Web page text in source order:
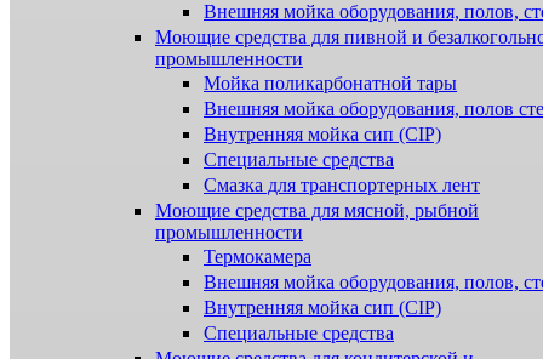
Внешняя мойка оборудования, полов,
Моющие средства для пивной и
промышленности
Мойка поликарбонатной тары
Внешняя мойка оборудования, полов
Внутренняя мойка сип (CIP)
Специальные средства
Смазка для транспортерных лент
Моющие средства для мясной, рыбной
промышленности
Термокамера
Внешняя мойка оборудования, полов,
Внутренняя мойка сип (CIP)
Специальные средства